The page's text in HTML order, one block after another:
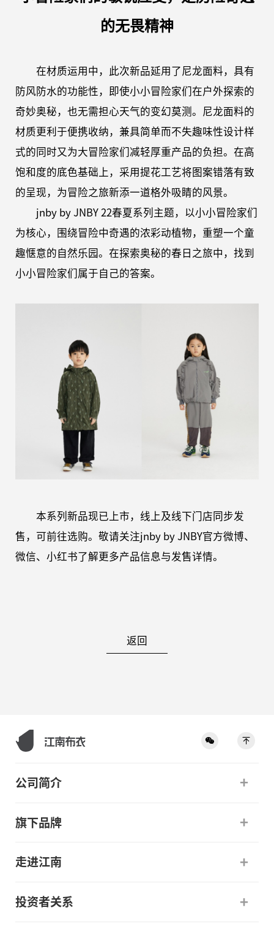
的无畏精神
在材质运用中，此次新品延用了尼龙面料，具有
防风防水的功能性，即使小小冒险家们在户外探索的
奇妙奥秘，也无需担心天气的变幻莫测。尼龙面料的
材质更利于便携收纳，兼具简单而不失趣味性设计样
式的同时又为大冒险家们减轻厚重产品的负担。在高
饱和度的底色基础上，采用提花工艺将图案错落有致
的呈现，为冒险之旅新添一道格外吸睛的风景。
jnby by JNBY 22春夏系列主题，以小小冒险家们
为核心，围绕冒险中奇遇的浓彩动植物，重塑一个童
趣惬意的自然乐园。在探索奥秘的春日之旅中，找到
小小冒险家们属于自己的答案。
本系列新品现已上市，线上及线下门店同步发
售，可前往选购。敬请关注jnby by JNBY官方微博、
微信、小红书了解更多产品信息与发售详情。
返回
公司简介
旗下品牌
走进江南
投资者关系